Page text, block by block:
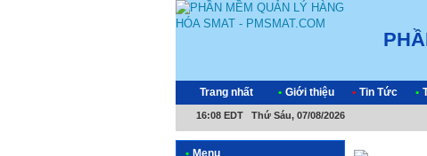
Trang nhất • Giới thiệu • Tin Tức •
16:08 EDT Thứ Sáu, 07/08/2026
• Menu